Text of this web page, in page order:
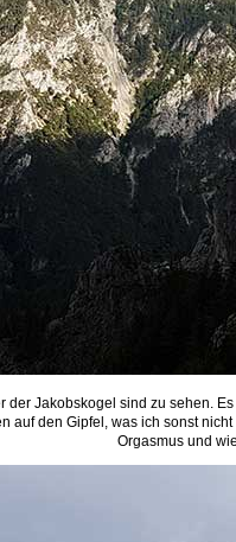
der Jakobskogel sind zu sehen.
auf den Gipfel, was ich sonst
Orgasmus und